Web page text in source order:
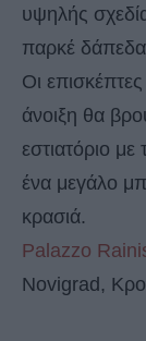
υψηλής
παρκέ δάπεδα
Οι
άνοιξη θα
εστιατόριο
ένα μεγάλο
κρασιά.
Palazzo
Novigrad,